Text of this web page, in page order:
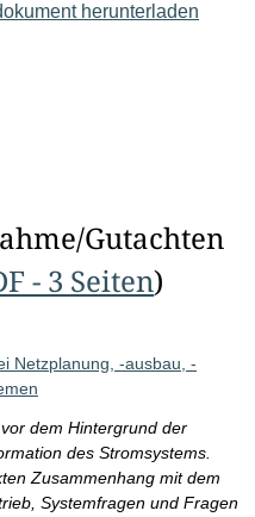
herunterladen
Gutachten
- 3 Seiten)
Netzplanung, -ausbau, -
dem Hintergrund der
des Stromsystems.
Zusammenhang mit dem
Systemfragen und Fragen